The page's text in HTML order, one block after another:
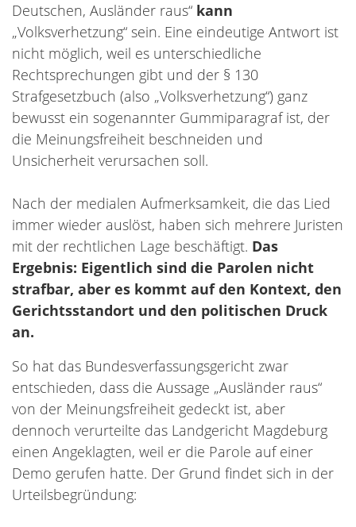
Deutschen, Ausländer raus“ kann
„Volksverhetzung“ sein. Eine eindeutige Antwort ist
nicht möglich, weil es unterschiedliche
Rechtsprechungen gibt und der § 130
Strafgesetzbuch (also „Volksverhetzung“) ganz
bewusst ein sogenannter Gummiparagraf ist, der
die Meinungsfreiheit beschneiden und
Unsicherheit verursachen soll.
Nach der medialen Aufmerksamkeit, die das Lied
immer wieder auslöst, haben sich mehrere Juristen
mit der rechtlichen Lage beschäftigt. Das
Ergebnis: Eigentlich sind die Parolen nicht
strafbar, aber es kommt auf den Kontext, den
Gerichtsstandort und den politischen Druck
an.
So hat das Bundesverfassungsgericht zwar
entschieden, dass die Aussage „Ausländer raus“
von der Meinungsfreiheit gedeckt ist, aber
dennoch verurteilte das Landgericht Magdeburg
einen Angeklagten, weil er die Parole auf einer
Demo gerufen hatte. Der Grund findet sich in der
Urteilsbegründung: